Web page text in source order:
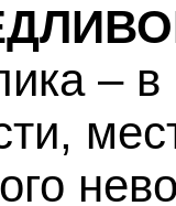
–